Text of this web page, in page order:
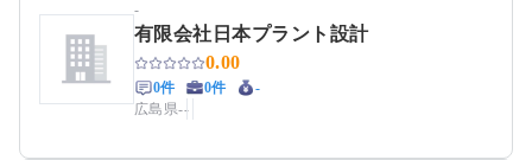
-
有限会社日本プラント設計
0.00
0件 0件
-
広島県--